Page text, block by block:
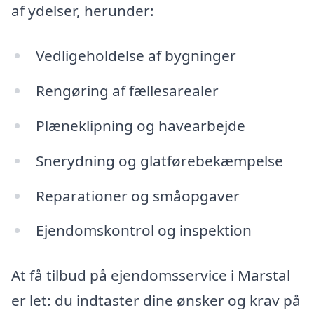
af ydelser, herunder:
Vedligeholdelse af bygninger
Rengøring af fællesarealer
Plæneklipning og havearbejde
Snerydning og glatførebekæmpelse
Reparationer og småopgaver
Ejendomskontrol og inspektion
At få tilbud på ejendomsservice i Marstal
er let: du indtaster dine ønsker og krav på